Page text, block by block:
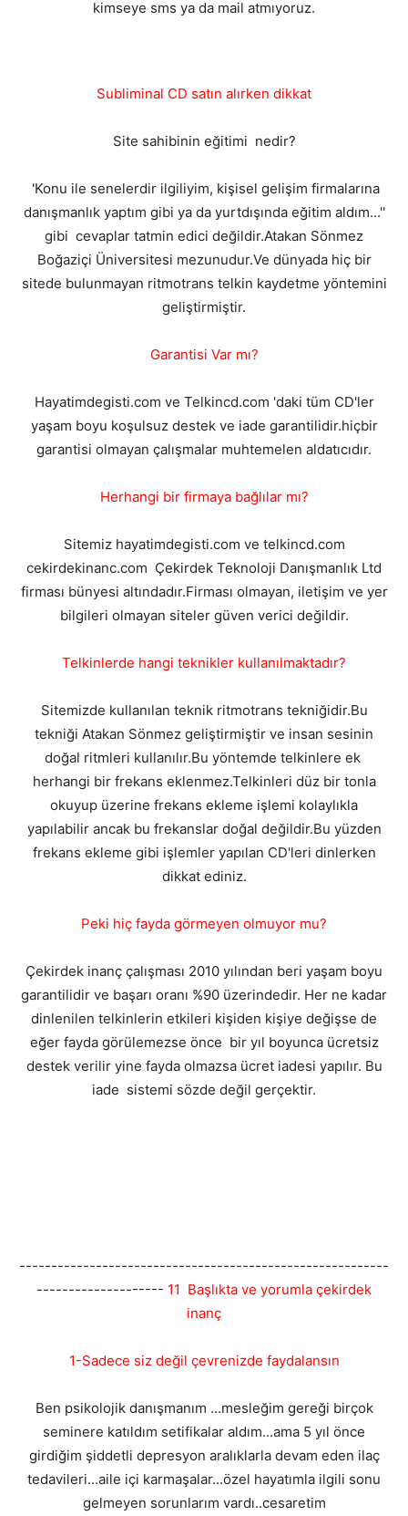
kimseye sms ya da mail atmıyoruz.
Subliminal CD satın alırken dikkat
Site sahibinin eğitimi nedir?
'Konu ile senelerdir ilgiliyim, kişisel gelişim firmalarına
danışmanlık yaptım gibi ya da yurtdışında eğitim aldım...''
gibi cevaplar tatmin edici değildir.Atakan Sönmez
Boğaziçi Üniversitesi mezunudur.Ve dünyada hiç bir
sitede bulunmayan ritmotrans telkin kaydetme yöntemini
geliştirmiştir.
Garantisi Var mı?
Hayatimdegisti.com ve Telkincd.com 'daki tüm CD'ler
yaşam boyu koşulsuz destek ve iade garantilidir.hiçbir
garantisi olmayan çalışmalar muhtemelen aldatıcıdır.
Herhangi bir firmaya bağlılar mı?
Sitemiz hayatimdegisti.com ve telkincd.com
cekirdekinanc.com Çekirdek Teknoloji Danışmanlık Ltd
firması bünyesi altındadır.Firması olmayan, iletişim ve yer
bilgileri olmayan siteler güven verici değildir.
Telkinlerde hangi teknikler kullanılmaktadır?
Sitemizde kullanılan teknik ritmotrans tekniğidir.Bu
tekniği Atakan Sönmez geliştirmiştir ve insan sesinin
doğal ritmleri kullanılır.Bu yöntemde telkinlere ek
herhangi bir frekans eklenmez.Telkinleri düz bir tonla
okuyup üzerine frekans ekleme işlemi kolaylıkla
yapılabilir ancak bu frekanslar doğal değildir.Bu yüzden
frekans ekleme gibi işlemler yapılan CD'leri dinlerken
dikkat ediniz.
Peki hiç fayda görmeyen olmuyor mu?
Çekirdek inanç çalışması 2010 yılından beri yaşam boyu
garantilidir ve başarı oranı %90 üzerindedir. Her ne kadar
dinlenilen telkinlerin etkileri kişiden kişiye değişse de
eğer fayda görülemezse önce bir yıl boyunca ücretsiz
destek verilir yine fayda olmazsa ücret iadesi yapılır. Bu
iade sistemi sözde değil gerçektir.
----------------------------------------------------------
-------------------- 11 Başlıkta ve yorumla çekirdek
inanç
1-Sadece siz değil çevrenizde faydalansın
Ben psikolojik danışmanım ...mesleğim gereği birçok
seminere katıldım setifikalar aldım...ama 5 yıl önce
girdiğim şiddetli depresyon aralıklarla devam eden ilaç
tedavileri...aile içi karmaşalar...özel hayatımla ilgili sonu
gelmeyen sorunlarım vardı..cesaretim